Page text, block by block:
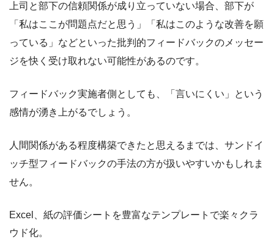
上司と部下の信頼関係が成り立っていない場合、部下が
「私はここが問題点だと思う」「私はこのような改善を願
っている」などといった批判的フィードバックのメッセー
ジを快く受け取れない可能性があるのです。
フィードバック実施者側としても、「言いにくい」という
感情が湧き上がるでしょう。
人間関係がある程度構築できたと思えるまでは、サンドイ
ッチ型フィードバックの手法の方が扱いやすいかもしれま
せん。
Excel、紙の評価シートを豊富なテンプレートで楽々クラ
ウド化。